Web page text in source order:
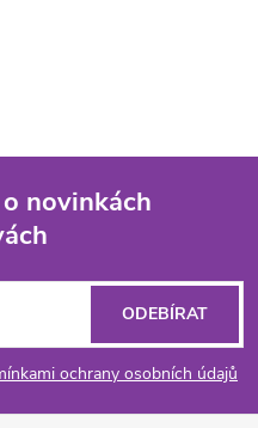
novinkách
ochrany osobních údajů
ODEBÍRAT